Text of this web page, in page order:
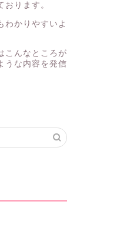
おります。
わかりやすいよ
こんなところが
うな内容を発信